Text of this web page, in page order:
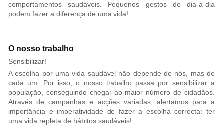
comportamentos saudáveis. Pequenos gestos do dia-a-dia
podem fazer a diferença de uma vida!
O nosso trabalho
Sensibilizar!
A escolha por uma vida saudável não depende de nós, mas de
cada um. Por isso, o nosso trabalho passa por sensibilizar a
população, conseguindo chegar ao maior número de cidadãos.
Através de campanhas e acções variadas, alertamos para a
importância e imperatividade de fazer a escolha correcta: ter
uma vida repleta de hábitos saudáveis!